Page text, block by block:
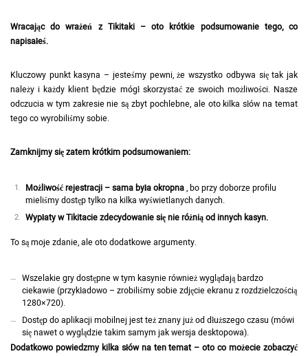
Wracając do wrażeń z Tikitaki – oto krótkie podsumowanie tego, co
napisałeś.
Kluczowy punkt kasyna – jesteśmy pewni, że wszystko odbywa się tak jak
należy i każdy klient będzie mógł skorzystać ze swoich możliwości. Nasze
odczucia w tym zakresie nie są zbyt pochlebne, ale oto kilka słów na temat
tego co wyrobiliśmy sobie.
Zamknijmy się zatem krótkim podsumowaniem:
Możliwość rejestracji – sama była okropna, bo przy doborze profilu
mieliśmy dostęp tylko na kilka wyświetlanych danych.
Wypłaty w Tikitacie zdecydowanie się nie różnią od innych kasyn.
To są moje zdanie, ale oto dodatkowe argumenty.
Wszelakie gry dostępne w tym kasynie również wyglądają bardzo
ciekawie (przykładowo – zrobiliśmy sobie zdjęcie ekranu z rozdzielczością
1280×720).
Dostęp do aplikacji mobilnej jest też znany już od dłuższego czasu (mówi
się nawet o wyglądzie takim samym jak wersja desktopowa).
Dodatkowo powiedzmy kilka słów na ten temat – oto co możecie zobaczyć